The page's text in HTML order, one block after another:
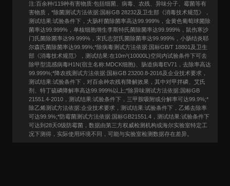
注:百余种/119种有害物质:包括细菌、病毒、农残、异味分子、霉菌等有
害物质，*除菌测试方法依据:国标GB 28232及卫生部《消毒技术规范》，
测试结果:试验条件下，大肠杆菌除菌率高达99.999%，金黄色葡萄球菌除
菌率达99.999%，单核细胞增生李斯特氏菌除菌率达99.999%，鼠伤寒沙
门氏菌除菌率达99.999%，宋氏志贺氏菌除菌率达99.999%，小肠结炎耶
尔森氏菌除菌率达99.99%;*除病毒测试方法依据:国标GB/T 18801及卫生
部《消毒技术规范》，测试结果:在10m³(10000L)空间内试验条件下可去
除甲型流感病毒H1N(宿主名称:MDCK细胞)、肠道病毒EV71，去除率高达
99.999%;*降农残测试方法依据:国标GB 23200.8-2016及企业技术要求，
测试结果:试验条件下，对百余种农残有降解效果，其中对甲拌磷、艾氏
剂、特丁硫磷降解率高达99.999%以上;*除异味测试方法依据:国标GB
21551.4-2010，测试结果:试验条件下，三甲胺吸附或分解率可达99.9%;*
除乙烯测试方法依据:企业技术要求，测试结果:试验条件下，乙烯去除率
可达99.9%;*防霉菌测试方法依据:国标GB21551.4，测试结果:试验条件下
可达到28天0级防霉菌，数据由第三方权威检测机构或海尔实验室特定工
况下测得，实际使用环境不同，可能与实验室检测数据存在差异。